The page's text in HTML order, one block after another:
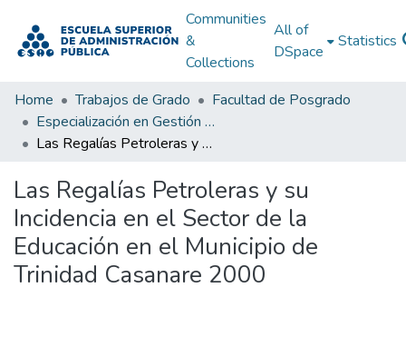
Communities
&
Collections
All of
DSpace
Statistics
Home Trabajos de Grado
Facultad de Posgrado
Especialización en Gestión Pública
Las Regalías Petroleras y su Incidencia en el Sector de la Educación en el Municipio de Trinidad Casanare 2000
Las Regalías Petroleras y su
Incidencia en el Sector de la
Educación en el Municipio de
Trinidad Casanare 2000